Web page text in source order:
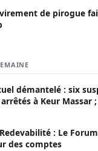
de pirogue
démantelé : six
arrêtés à Keur Massar
2018
: Le
des comptes